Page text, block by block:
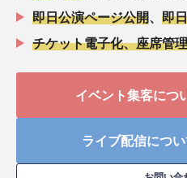
即日公演ページ公開
即
チケット電子化、座席管
イベント集客につ
ライブ配信につ